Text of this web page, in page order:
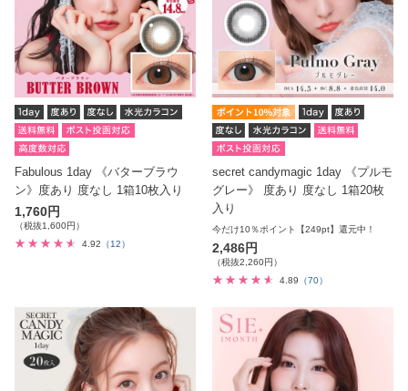
Fabulous 1day 《バターブラウ
ン》度あり 度なし 1箱10枚入り
1,760円
（税抜1,600円）
4.92 （12）
secret candymagic 1day 《プルモ
グレー》 度あり 度なし 1箱20枚
入り
今だけ10％ポイント【249pt】還元中！
2,486円
（税抜2,260円）
4.89
（70）